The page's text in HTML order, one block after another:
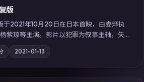
版
于2021年10月20日在日本首映，由娄烨执
紫琼等主演。影片以犯罪为叙事主轴，失
色产业链；摄影与配乐强化地域气质；站
观看高清电视剧在线看」延展检索同类型
线追剧体验。
2021-01-13